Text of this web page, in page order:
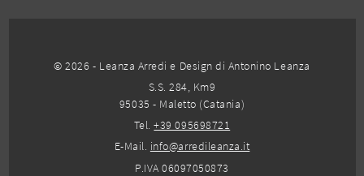
© 2026 - Leanza Arredi e Design di Antonino Leanza
S.S. 284, Km9
95035 - Maletto (Catania)
Tel.+39 095698721
E-Mail. info@arredileanza.it
P.IVA 06097050873